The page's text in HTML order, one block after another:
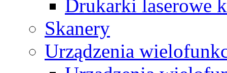
Drukarki laserowe
Skanery
Urządzenia